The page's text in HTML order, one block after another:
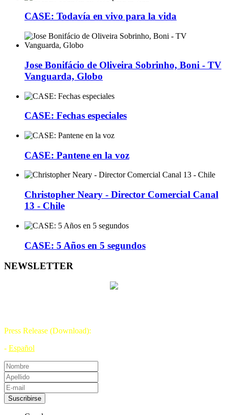
CASE: Todavía en vivo para la vida
Jose Bonifácio de Oliveira Sobrinho, Boni - TV
Vanguarda, Globo
CASE: Fechas especiales
CASE: Pantene en la voz
Christopher Neary - Director Comercial Canal
13 - Chile
CASE: 5 Años en 5 segundos
NEWSLETTER
Press Release (Download):
- Español
Suscribirse